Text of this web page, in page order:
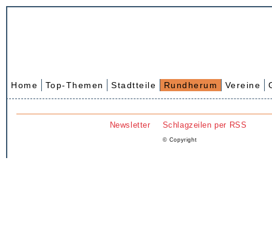
Home Top-Themen Stadtteile Rundherum Vereine
Newsletter Schlagzeilen per RSS
© Copyright